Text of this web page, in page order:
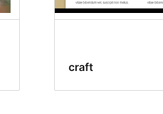
craft